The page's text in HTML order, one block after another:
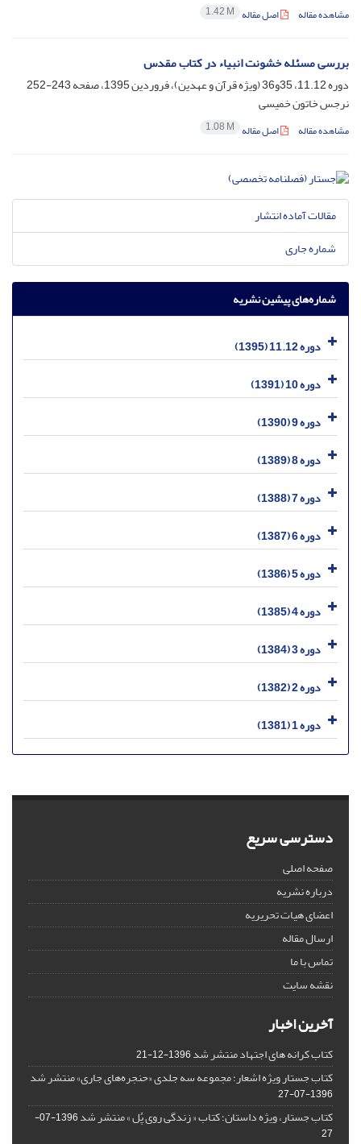
مشاهده مقاله اصل مقاله 1.42 M
بررسی مسئله خشونت انبیاء در کتاب مقدس
دوره 11.12، 35و36 (ویژه قرآن و عهدین)، فروردین 1395، صفحه
243-252
نرجس خاتون خمیسی
مشاهده مقاله اصل مقاله 1.08 M
مقالات آماده انتشار
شماره جاری
شماره‌های پیشین نشریه
دوره 11.12 (1395)
دوره 10 (1391)
دوره 9 (1390)
دوره 8 (1389)
دوره 7 (1388)
دوره 6 (1387)
دوره 5 (1386)
دوره 4 (1385)
دوره 3 (1384)
دوره 2 (1382)
دوره 1 (1381)
دسترسی سریع
صفحه اصلی
درباره نشریه
اعضای هیات تحریریه
ارسال مقاله
تماس با ما
نقشه سایت
آخرین اخبار
کتاب کرانه های اجتهاد منتشر شد1396-12-21
کتاب جستار ویژه اشعار؛ مجموعه سه جلدی «حنجره‌های جاری» منتشر شد
1396-07-27
کتاب جستار، ویژه داستان؛ کتاب « زندگی روی پُل » منتشر شد
1396-07-
27